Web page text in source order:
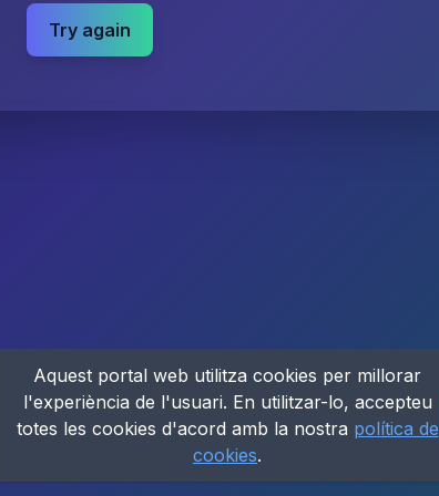
Try again
Aquest portal web utilitza cookies per millorar
l'experiència de l'usuari. En utilitzar-lo, accepteu
totes les cookies d'acord amb la nostra política de
cookies.